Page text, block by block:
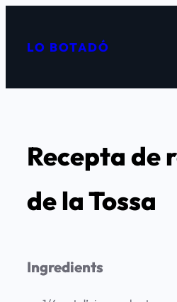
contingut
LO BOTADÓ
Recepta de
de la Tossa
Ingredients